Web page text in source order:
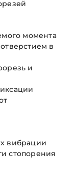
момента
в
и
вибрации
стопорения